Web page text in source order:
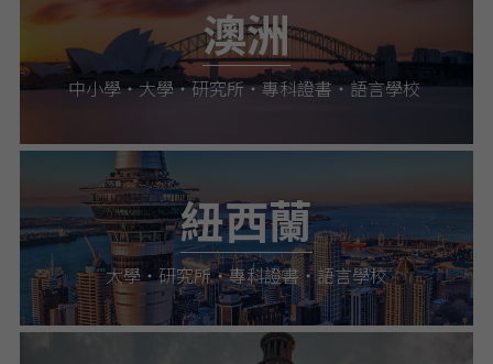
澳洲
中小學・大學・研究所・專科證書・語言學校
紐西蘭
大學・研究所・專科證書・語言學校